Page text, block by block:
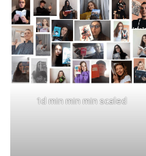
1d min min min scaled